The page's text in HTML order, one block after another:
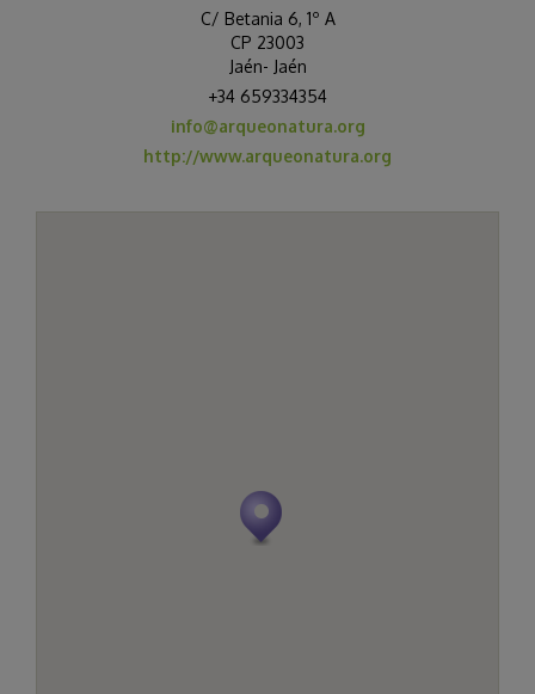
C/ Betania 6, 1º A
CP 23003
Jaén- Jaén
+34 659334354
info@arqueonatura.org
http://www.arqueonatura.org